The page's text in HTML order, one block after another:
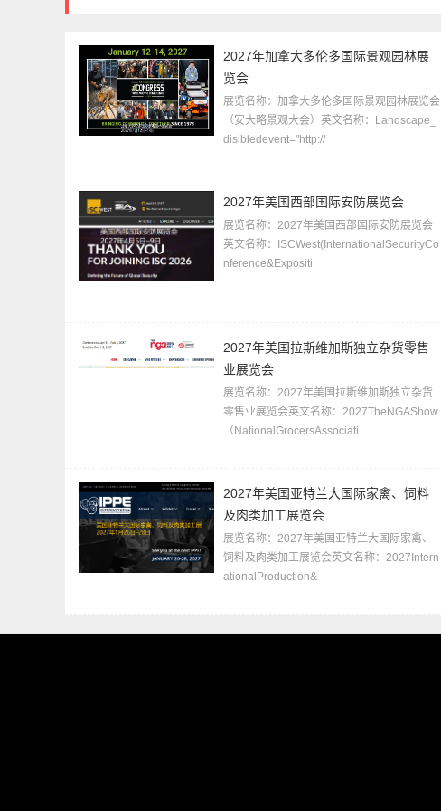
2027年加拿大多伦多国际景观园林展
览会
展览名称：加拿大多伦多国际景观园林展览会
（安大略景观大会）英文名称：Landscape_
disibledevent="http://
2027年美国西部国际安防展览会
展览名称：2027年美国西部国际安防展览会
英文名称：ISCWest(InternationalSecurityCo
nference&Expositi
2027年美国拉斯维加斯独立杂货零售
业展览会
展览名称：2027年美国拉斯维加斯独立杂货
零售业展览会英文名称：2027TheNGAShow
（NationalGrocersAssociati
2027年美国亚特兰大国际家禽、饲料
及肉类加工展览会
展览名称：2027年美国亚特兰大国际家禽、
饲料及肉类加工展览会英文名称：2027Intern
ationalProduction&